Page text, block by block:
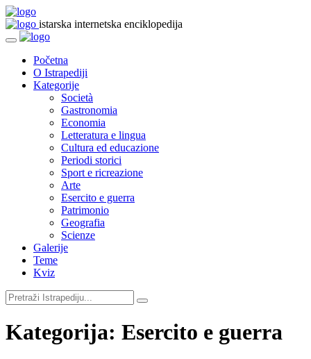
istarska internetska enciklopedija
Početna
O Istrapediji
Kategorije
Società
Gastronomia
Economia
Letteratura e lingua
Cultura ed educazione
Periodi storici
Sport e ricreazione
Arte
Esercito e guerra
Patrimonio
Geografia
Scienze
Galerije
Teme
Kviz
Kategorija: Esercito e guerra